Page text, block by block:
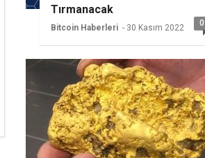
Tırmanacak
Bitcoin Haberleri - 30 Kasım 2022 0